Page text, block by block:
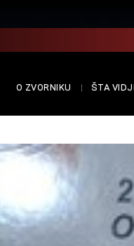
O ZVORNIKU ŠTA